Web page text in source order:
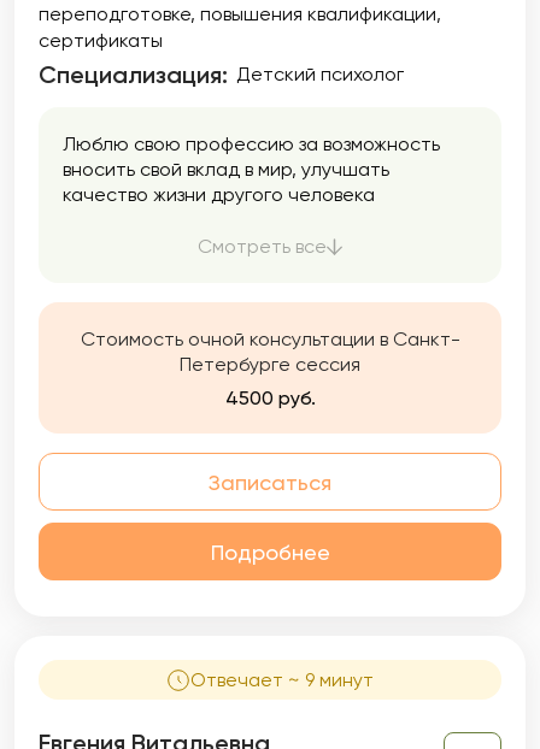
переподготовке повышения квалификации
сертификаты
Специализация: Детский психолог
Люблю свою профессию за возможность
вносить свой вклад в мир, улучшать
качество жизни другого человека
отношений. Если Вы нуждаетесь в помощи,
Смотреть все
Стоимость очной консультации в Санкт-
Петербурге сессия
4500 руб.
Записаться
Подробнее
Отвечает ~ 9 минут
Евгения Витальевна